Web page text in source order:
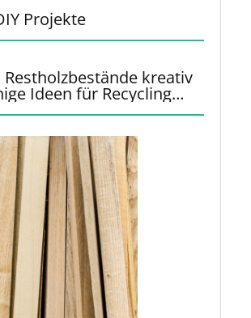
Projekte
Restholzbestände kreativ
Ideen für Recycling